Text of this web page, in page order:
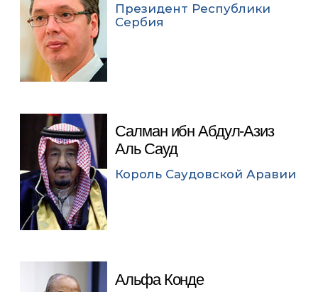
Президент Республики
Сербия
Салман ибн Абдул-Азиз
Аль Сауд
Король Саудовской Аравии
Альфа Конде